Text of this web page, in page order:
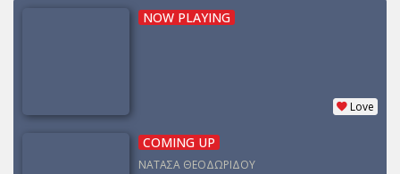
NOW PLAYING
Love
COMING UP
ΝΑΤΑΣΑ ΘΕΟΔΩΡΙΔΟΥ